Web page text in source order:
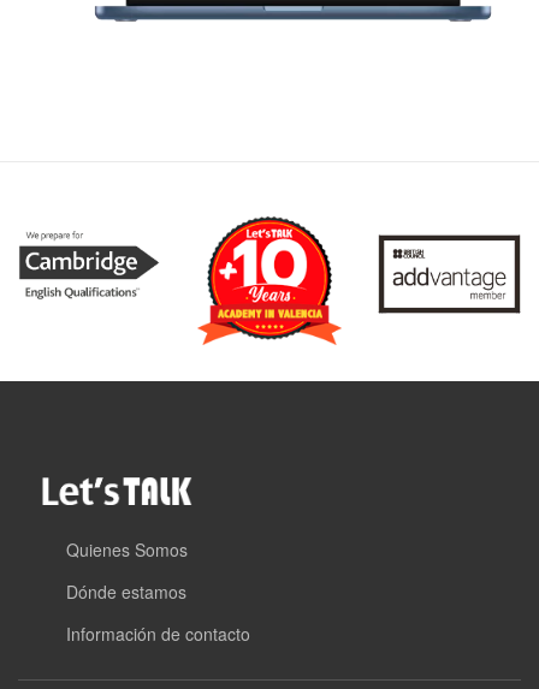
Quienes Somos
Dónde estamos
Información de contacto